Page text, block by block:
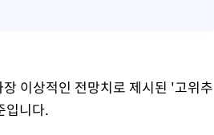
이상적인 전망치로 제시된 '고위추
입니다.